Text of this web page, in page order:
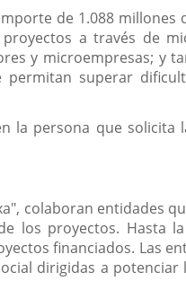
de 1.088 millones
a través de
y microempresas; y
superar
la persona que solicita
colaboran entidades
los proyectos. Hasta
financiados. Las
dirigidas a